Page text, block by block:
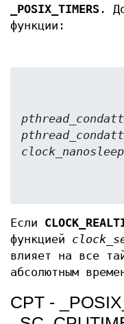
_POSIX_TIMERS .
функции:
clock_nanosleep
Если
функцией
влияет на все
абсолютным
CPT -